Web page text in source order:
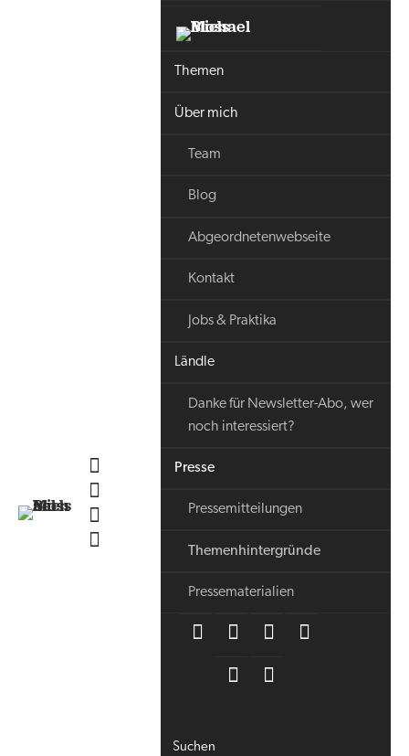
Themen
Über mich
Team
Blog
Abgeordnetenwebseite
Kontakt
Jobs & Praktika
Ländle
Danke für Newsletter-Abo, wer
noch interessiert?
Presse
Pressemitteilungen
Themenhintergründe
Pressematerialien
Suchen